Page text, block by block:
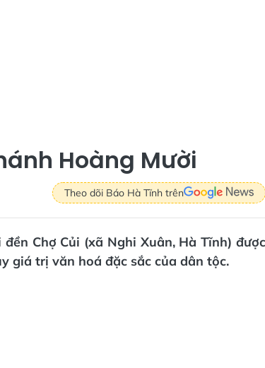
Hoàng Mười
Theo dõi Báo Hà Tĩnh trên
Chợ Củi (xã Nghi Xuân, Hà Tĩnh) được
giá trị văn hoá đặc sắc của dân tộc.